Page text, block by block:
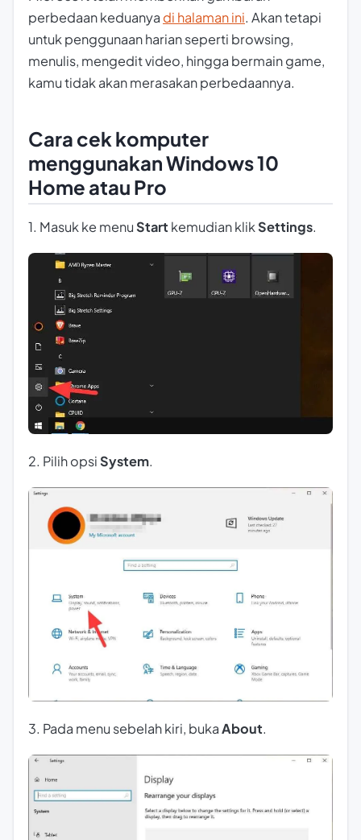
perbedaan keduanya di halaman ini. Akan tetapi
untuk penggunaan harian seperti browsing,
menulis, mengedit video, hingga bermain game,
kamu tidak akan merasakan perbedaannya.
Cara cek komputer
menggunakan Windows 10
Home atau Pro
1. Masuk ke menu Start kemudian klik Settings.
2. Pilih opsi System.
3. Pada menu sebelah kiri, bukaAbout.